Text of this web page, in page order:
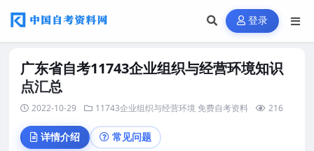
登录
广东省自考11743企业组织与经营环境知识
点汇总
2022-10-29 11743企业组织与经营环境免费自考资料 216
详情介绍 常见问题